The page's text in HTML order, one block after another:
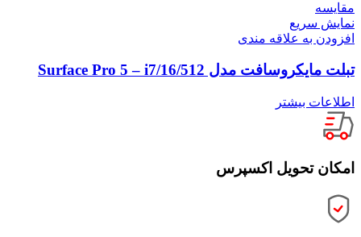
مقايسه
نمایش سریع
افزودن به علاقه مندی
تبلت مایکروسافت مدل Surface Pro 5 – i7/16/512
اطلاعات بیشتر
امکان تحویل اکسپرس